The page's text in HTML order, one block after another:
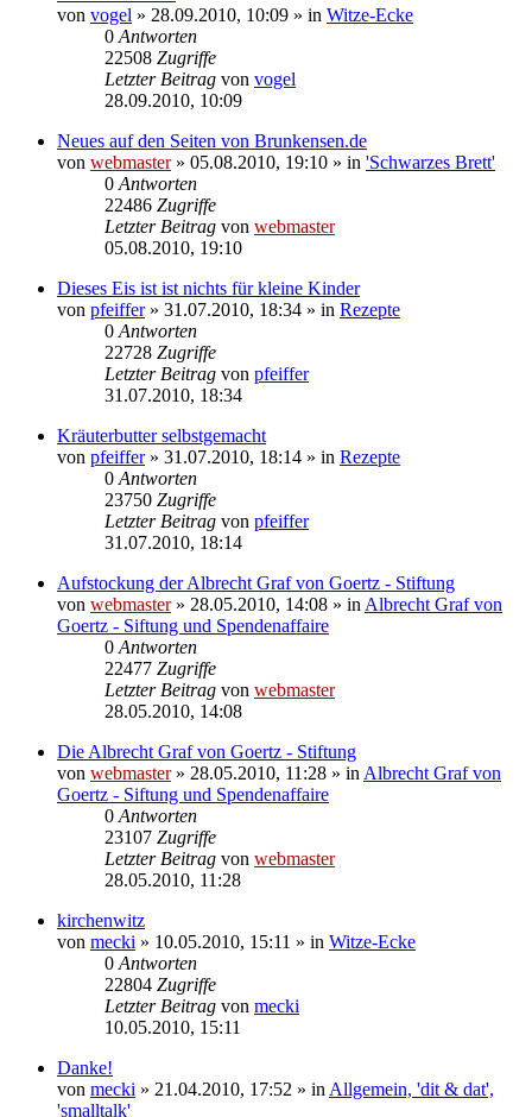
von vogel » 28.09.2010, 10:09 » in Witze-Ecke
0 Antworten
22508 Zugriffe
Letzter Beitrag von vogel
28.09.2010, 10:09
Neues auf den Seiten von Brunkensen.de
von webmaster» 05.08.2010, 19:10 » in 'Schwarzes Brett'
0 Antworten
22486 Zugriffe
Letzter Beitrag von webmaster
05.08.2010, 19:10
Dieses Eis ist ist nichts für kleine Kinder
von pfeiffer» 31.07.2010, 18:34 » in Rezepte
0 Antworten
22728 Zugriffe
Letzter Beitrag von pfeiffer
31.07.2010, 18:34
Kräuterbutter selbstgemacht
von pfeiffer» 31.07.2010, 18:14 » in Rezepte
0 Antworten
23750 Zugriffe
Letzter Beitrag von pfeiffer
31.07.2010, 18:14
Aufstockung der Albrecht Graf von Goertz - Stiftung
von webmaster» 28.05.2010, 14:08 » in Albrecht Graf von
Goertz - Siftung und Spendenaffaire
0 Antworten
22477 Zugriffe
Letzter Beitrag von webmaster
28.05.2010, 14:08
Die Albrecht Graf von Goertz - Stiftung
von webmaster» 28.05.2010, 11:28 » in Albrecht Graf von
Goertz - Siftung und Spendenaffaire
0 Antworten
23107 Zugriffe
Letzter Beitrag von webmaster
28.05.2010, 11:28
kirchenwitz
von mecki » 10.05.2010, 15:11 » in Witze-Ecke
0 Antworten
22804 Zugriffe
Letzter Beitrag von mecki
10.05.2010, 15:11
Danke!
von mecki » 21.04.2010, 17:52 » in Allgemein, 'dit & dat',
'smalltalk'